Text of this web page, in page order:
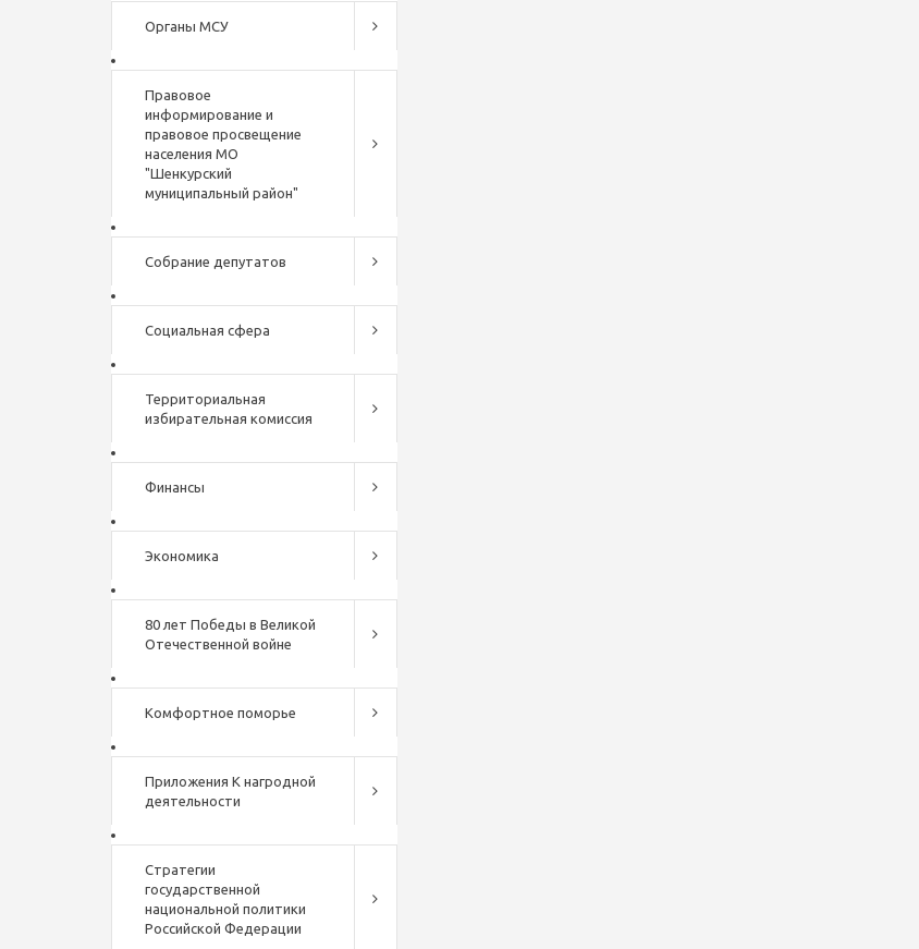
Органы МСУ
Правовое
информирование и
правовое просвещение
населения МО
"Шенкурский
муниципальный район"
Собрание депутатов
Социальная сфера
Территориальная
избирательная комиссия
Финансы
Экономика
80 лет Победы в Великой
Отечественной войне
Комфортное поморье
Приложения К нагродной
деятельности
Стратегии
государственной
национальной политики
Российской Федерации